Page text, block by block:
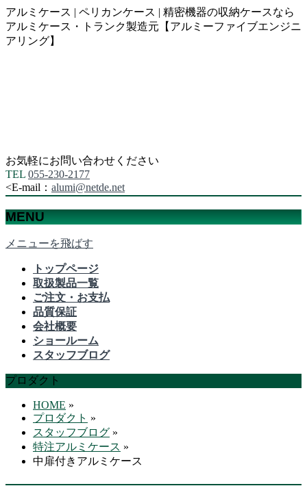
アルミケース | ペリカンケース | 精密機器の収納ケースなら
アルミケース・トランク製造元【アルミーファイブエンジニ
アリング】
お気軽にお問い合わせください
TEL 055-230-2177
<E-mail： alumi@netde.net
MENU
メニューを飛ばす
トップページ
取扱製品一覧
ご注文・お支払
品質保証
会社概要
ショールーム
スタッフブログ
プロダクト
HOME »
プロダクト »
スタッフブログ »
特注アルミケース »
中扉付きアルミケース